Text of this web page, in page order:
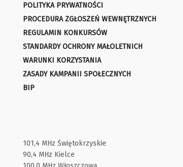
POLITYKA PRYWATNOŚCI
PROCEDURA ZGŁOSZEŃ WEWNĘTRZNYCH
REGULAMIN KONKURSÓW
STANDARDY OCHRONY MAŁOLETNICH
WARUNKI KORZYSTANIA
ZASADY KAMPANII SPOŁECZNYCH
BIP
101,4 MHz Świętokrzyskie
90,4 MHz Kielce